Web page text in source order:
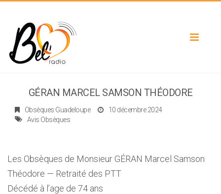
Toggle
GÉRAN MARCEL SAMSON THÉODORE
Obsèques Guadeloupe
10 décembre 2024
Avis Obsèques
Les Obsèques de Monsieur GÉRAN Marcel Samson
Théodore — Retraité des PTT
Décédé à l’age de 74 ans